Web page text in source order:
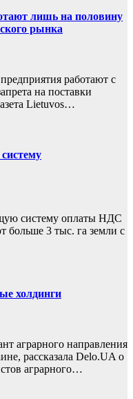
лишь на половину
рынка
работают с
на поставки
Lietuvos…
систему оплаты НДС
больше 3 тыс. га земли с
холдинги
аграрного направления
рассказала Delo.UA о
аграрного…